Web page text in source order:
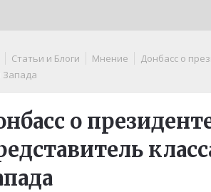
Статьи и Блоги Мнение
Донбасс о
Запада
о